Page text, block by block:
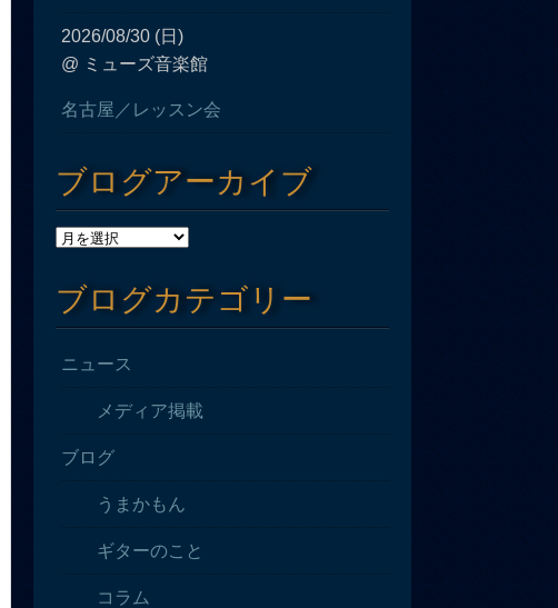
2026/08/30 (日)
@ ミューズ音楽館
名古屋／レッスン会
ブログアーカイブ
ブログカテゴリー
ニュース
メディア掲載
ブログ
うまかもん
ギターのこと
コラム